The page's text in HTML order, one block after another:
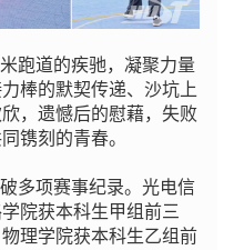
跑道的疾驰，凝聚力量
棒的默契传递、沙坑上
，遗憾后的慰藉，失败
镌刻的青春。
多项赛事纪录。光电信
院获本科生甲组前三
理学院获本科生乙组前